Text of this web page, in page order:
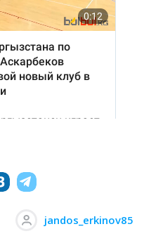
jandos_erkinov85